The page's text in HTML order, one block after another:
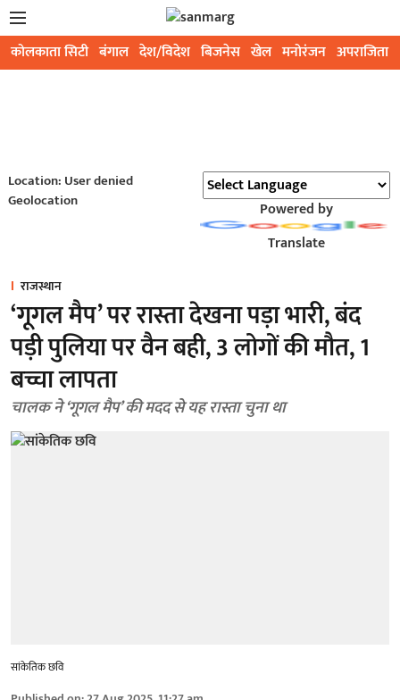
कोलकाता सिटी बंगाल देश/विदेश बिजनेस खेल मनोरंजन अपराजिता
Location: User denied
Geolocation
Powered by
Translate
राजस्थान
‘गूगल मैप’ पर रास्ता देखना पड़ा भारी, बंद
पड़ी पुलिया पर वैन बही, 3 लोगों की मौत, 1
बच्चा लापता
चालक ने ‘गूगल मैप’ की मदद से यह रास्ता चुना था
सांकेतिक छवि